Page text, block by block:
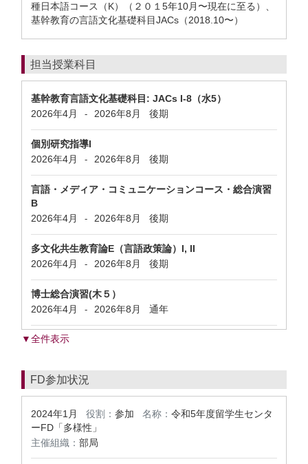
種日本語コース（K）（２０１5年10月〜現在に至る）、
基幹教育の言語文化基礎科目JACs（2018.10〜）
担当授業科目
基幹教育言語文化基礎科目: JACs I-8（水5）
2026年4月
- 2026年8月 後期
個別研究指導I
2026年4月
- 2026年8月 後期
言語・メディア・コミュニケーションコース・総合演習
B
2026年4月
- 2026年8月 後期
多文化共生教育論E（言語政策論）I, II
2026年4月
- 2026年8月 後期
博士総合演習(木５）
2026年4月
- 2026年8月 通年
▼全件表示
FD参加状況
2024年1月 役割： 参加 名称： 令和5年度留学生センタ
ーFD「多様性」
主催組織： 部局